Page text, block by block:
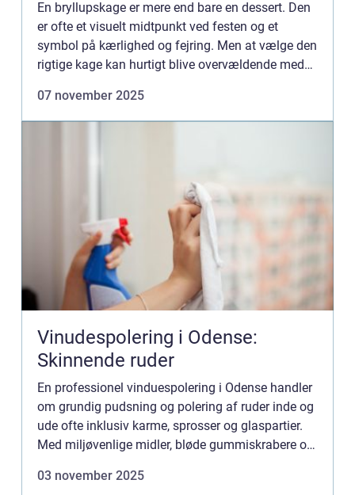
En bryllupskage er mere end bare en dessert. Den
er ofte et visuelt midtpunkt ved festen og et
symbol på kærlighed og fejring. Men at vælge den
rigtige kage kan hurtigt blive overvældende med
07 november 2025
Vinudespolering i Odense:
Skinnende ruder
En professionel vinduespolering i Odense handler
om grundig pudsning og polering af ruder inde og
ude ofte inklusiv karme, sprosser og glaspartier.
Med miljøvenlige midler, bløde gummiskrabere og
03 november 2025